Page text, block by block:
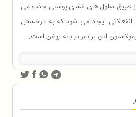
طریق سلول های غشای پوستی جذب می
ایجاد می شود که به درخشش
این پرایمر بر پایه روغن است.